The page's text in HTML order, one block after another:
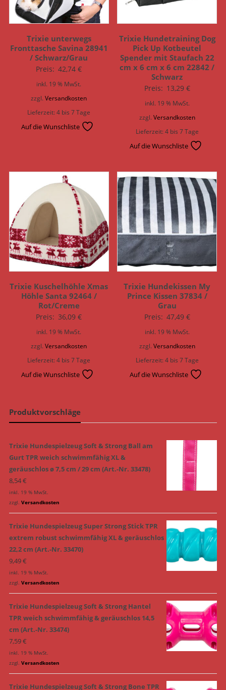
Trixie unterwegs
Fronttasche Savina 28941
/ Schwarz/Grau
Preis: 42,74€
inkl. 19 % MwSt.
zzgl.Versandkosten
Lieferzeit:4 bis 7 Tage
Auf die Wunschliste
Trixie Hundetraining Dog
Pick Up Kotbeutel
Spender mit Staufach 22
cm x 6 cm x 6 cm 22842 /
Schwarz
Preis: 13,29 €
inkl. 19 % MwSt.
zzgl. Versandkosten
Lieferzeit:4 bis 7 Tage
Auf die Wunschliste
Trixie Kuschelhöhle Xmas
Höhle Santa 92464 /
Rot/Creme
Preis: 36,09€
inkl. 19 % MwSt.
zzgl.Versandkosten
Lieferzeit:4 bis 7 Tage
Auf die Wunschliste
Trixie Hundekissen My
Prince Kissen 37834 /
Grau
Preis: 47,49 €
inkl. 19 % MwSt.
zzgl. Versandkosten
Lieferzeit:4 bis 7 Tage
Auf die Wunschliste
Produktvorschläge
Trixie Hundespielzeug Soft & Strong Ball am
Gurt TPR weich schwimmfähig XL &
geräuschlos ø 7,5 cm / 29 cm (Art.-Nr. 33478)
8,54€
inkl. 19 % MwSt.
zzgl. Versandkosten
Trixie Hundespielzeug Super Strong Stick TPR
extrem robust schwimmfähig XL & geräuschlos
22,2 cm (Art.-Nr. 33470)
9,49€
inkl. 19 % MwSt.
zzgl. Versandkosten
Trixie Hundespielzeug Soft & Strong Hantel
TPR weich schwimmfähig & geräuschlos 14,5
cm (Art.-Nr. 33474)
7,59€
inkl. 19 % MwSt.
zzgl. Versandkosten
Trixie Hundespielzeug Soft & Strong Bone TPR